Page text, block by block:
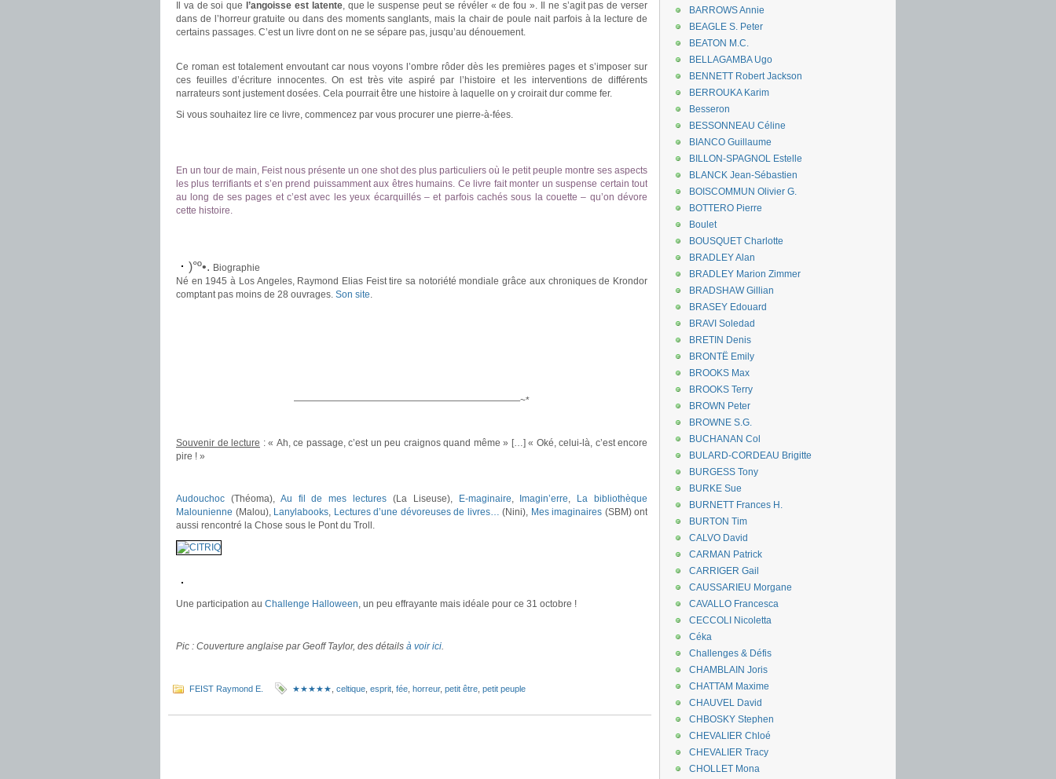
Il va de soi que l’angoisse est latente, que le suspense peut se révéler « de fou ». Il ne s’agit pas de verser
dans de l’horreur gratuite ou dans des moments sanglants, mais la chair de poule nait parfois à la lecture de
certains passages. C’est un livre dont on ne se sépare pas, jusqu’au dénouement.
Ce roman est totalement envoutant car nous voyons l’ombre rôder dès les premières pages et s’imposer sur
ces feuilles d’écriture innocentes. On est très vite aspiré par l’histoire et les interventions de différents
narrateurs sont justement dosées. Cela pourrait être une histoire à laquelle on y croirait dur comme fer.
Si vous souhaitez lire ce livre, commencez par vous procurer une pierre-à-fées.
En un tour de main, Feist nous présente un one shot des plus particuliers où le petit peuple montre ses aspects
les plus terrifiants et s’en prend puissamment aux êtres humains. Ce livre fait monter un suspense certain tout
au long de ses pages et c’est avec les yeux écarquillés – et parfois cachés sous la couette – qu’on dévore
cette histoire.
)°º•. Biographie
Né en 1945 à Los Angeles, Raymond Elias Feist tire sa notoriété mondiale grâce aux chroniques de Krondor
comptant pas moins de 28 ouvrages. Son site.
————————————————————————~*
Souvenir de lecture : « Ah, ce passage, c’est un peu craignos quand même » […] « Oké, celui-là, c’est encore
pire ! »
Audouchoc (Théoma), Au fil de mes lectures (La Liseuse), E-maginaire, Imagin’erre,
La bibliothèque
Malounienne (Malou), Lanylabooks, Lectures d’une dévoreuses de livres… (Nini), Mes imaginaires (SBM) ont
aussi rencontré la Chose sous le Pont du Troll.
Une participation au Challenge Halloween, un peu effrayante mais idéale pour ce 31 octobre !
Pic : Couverture anglaise par Geoff Taylor, des détails à voir ici.
FEIST Raymond E. ★★★★★ celtique esprit fée horreur, petit être petit peuple
BARROWS Annie
BEAGLE S. Peter
BEATON M.C.
BELLAGAMBA Ugo
BENNETT Robert Jackson
BERROUKA Karim
Besseron
BESSONNEAU Céline
BIANCO Guillaume
BILLON-SPAGNOL Estelle
BLANCK Jean-Sébastien
BOISCOMMUN Olivier G.
BOTTERO Pierre
Boulet
BOUSQUET Charlotte
BRADLEY Alan
BRADLEY Marion Zimmer
BRADSHAW Gillian
BRASEY Edouard
BRAVI Soledad
BRETIN Denis
BRONTË Emily
BROOKS Max
BROOKS Terry
BROWN Peter
BROWNE S.G.
BUCHANAN Col
BULARD-CORDEAU Brigitte
BURGESS Tony
BURKE Sue
BURNETT Frances H.
BURTON Tim
CALVO David
CARMAN Patrick
CARRIGER Gail
CAUSSARIEU Morgane
CAVALLO Francesca
CECCOLI Nicoletta
Céka
Challenges & Défis
CHAMBLAIN Joris
CHATTAM Maxime
CHAUVEL David
CHBOSKY Stephen
CHEVALIER Chloé
CHEVALIER Tracy
CHOLLET Mona